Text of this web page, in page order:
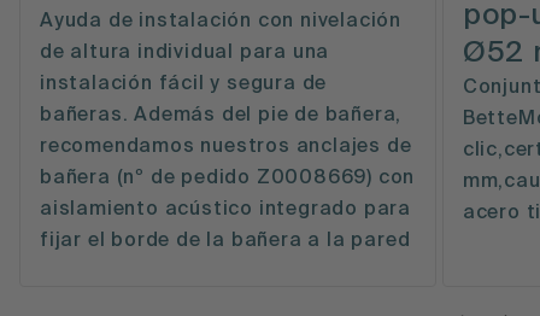
Ayuda de instalación con nivelación
de altura individual para una
instalación fácil y segura de
bañeras. Además del pie de bañera,
recomendamos nuestros anclajes de
bañera (nº de pedido Z0008669) con
aislamiento acústico integrado para
fijar el borde de la bañera a la pared
pop-
Ø52
acero